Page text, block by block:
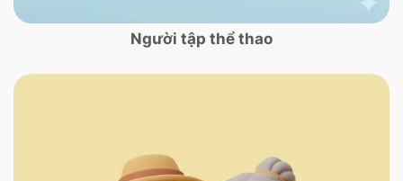
Người tập thể thao